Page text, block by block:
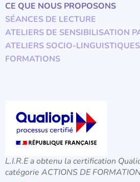
CE QUE NOUS PROPOSONS
SÉANCES DE LECTURE
ATELIERS DE SENSIBILISATION
ATELIERS SOCIO-LINGUISTIQUES
FORMATIONS
L.I.R.E a obtenu la certification
catégorie ACTIONS DE